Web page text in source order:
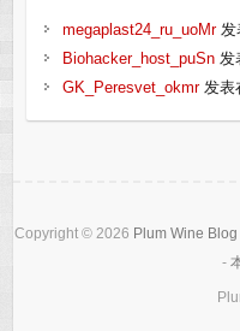
megaplast24_ru_uoMr发
Biohacker_host_puSn发
GK_Peresvet_okmr发表
Copyright © 2026 Plum Wine Blog
-